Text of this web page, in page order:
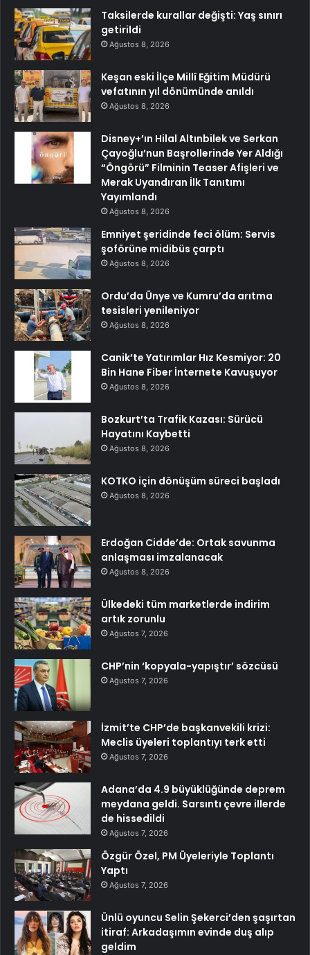
Taksilerde kurallar değişti: Yaş sınırı
getirildi
Ağustos 8, 2026
Keşan eski İlçe Millî Eğitim Müdürü
vefatının yıl dönümünde anıldı
Ağustos 8, 2026
Disney+’ın Hilal Altınbilek ve Serkan
Çayoğlu’nun Başrollerinde Yer Aldığı
“Öngörü” Filminin Teaser Afişleri ve
Merak Uyandıran İlk Tanıtımı
Yayımlandı
Ağustos 8, 2026
Emniyet şeridinde feci ölüm: Servis
şoförüne midibüs çarptı
Ağustos 8, 2026
Ordu’da Ünye ve Kumru’da arıtma
tesisleri yenileniyor
Ağustos 8, 2026
Canik’te Yatırımlar Hız Kesmiyor: 20
Bin Hane Fiber İnternete Kavuşuyor
Ağustos 8, 2026
Bozkurt’ta Trafik Kazası: Sürücü
Hayatını Kaybetti
Ağustos 8, 2026
KOTKO için dönüşüm süreci başladı
Ağustos 8, 2026
Erdoğan Cidde’de: Ortak savunma
anlaşması imzalanacak
Ağustos 8, 2026
Ülkedeki tüm marketlerde indirim
artık zorunlu
Ağustos 7, 2026
CHP’nin ‘kopyala-yapıştır’ sözcüsü
Ağustos 7, 2026
İzmit’te CHP’de başkanvekili krizi:
Meclis üyeleri toplantıyı terk etti
Ağustos 7, 2026
Adana’da 4.9 büyüklüğünde deprem
meydana geldi. Sarsıntı çevre illerde
de hissedildi
Ağustos 7, 2026
Özgür Özel, PM Üyeleriyle Toplantı
Yaptı
Ağustos 7, 2026
Ünlü oyuncu Selin Şekerci’den şaşırtan
itiraf: Arkadaşımın evinde duş alıp
geldim